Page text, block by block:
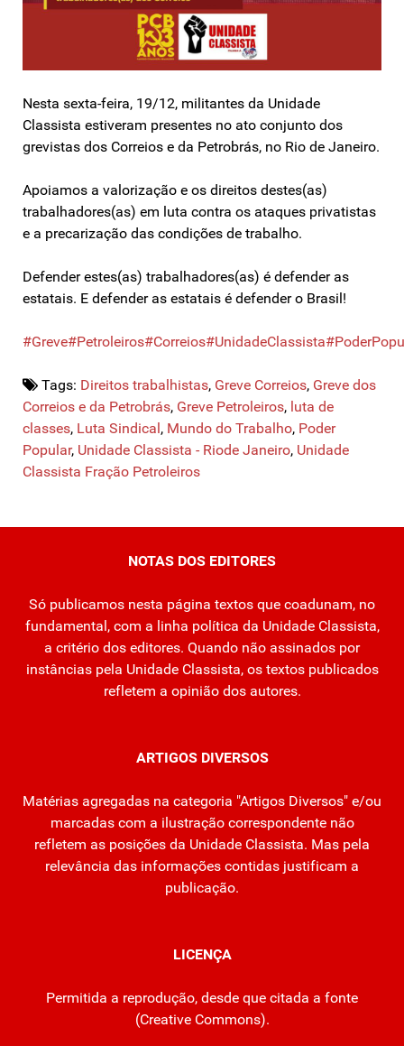
Nesta sexta-feira, 19/12, militantes da Unidade
Classista estiveram presentes no ato conjunto dos
grevistas dos Correios e da Petrobrás, no Rio de Janeiro.
Apoiamos a valorização e os direitos destes(as)
trabalhadores(as) em luta contra os ataques privatistas
e a precarização das condições de trabalho.
Defender estes(as) trabalhadores(as) é defender as
estatais. E defender as estatais é defender o Brasil!
#Greve#Petroleiros#Correios#UnidadeClassista
Tags: Direitos trabalhistas, Greve Correios, Greve dos
Correios e da Petrobrás, Greve Petroleiros, luta de
classes, Luta Sindical, Mundo do Trabalho, Poder
Popular, Unidade Classista - Riode Janeiro, Unidade
Classista Fração Petroleiros
NOTAS DOS EDITORES
Só publicamos nesta página textos que coadunam, no
fundamental, com a linha política da Unidade Classista,
a critério dos editores. Quando não assinados por
instâncias pela Unidade Classista, os textos publicados
refletem a opinião dos autores.
ARTIGOS DIVERSOS
Matérias agregadas na categoria "Artigos Diversos" e/ou
marcadas com a ilustração correspondente não
refletem as posições da Unidade Classista. Mas pela
relevância das informações contidas justificam a
publicação.
LICENÇA
Permitida a reprodução, desde que citada a fonte
(Creative Commons).